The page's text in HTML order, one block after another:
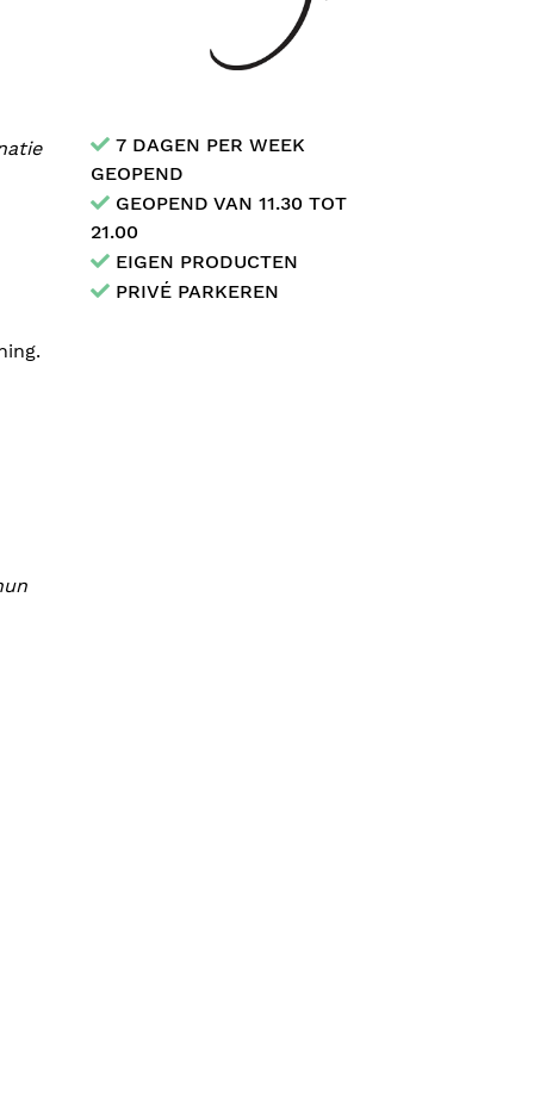
7 DAGEN PER WEEK
GEOPEND
GEOPEND VAN 11.30 TOT
21.00
EIGEN PRODUCTEN
PRIVÉ PARKEREN